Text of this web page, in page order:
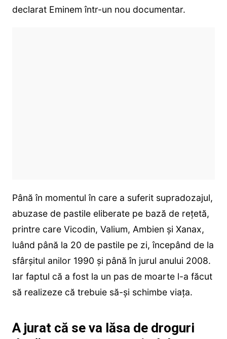
declarat Eminem într-un nou documentar.
Până în momentul în care a suferit supradozajul,
abuzase de pastile eliberate pe bază de rețetă,
printre care Vicodin, Valium, Ambien și Xanax,
luând până la 20 de pastile pe zi, începând de la
sfârșitul anilor 1990 și până în jurul anului 2008.
Iar faptul că a fost la un pas de moarte l-a făcut
să realizeze că trebuie să-și schimbe viața.
A jurat că se va lăsa de droguri